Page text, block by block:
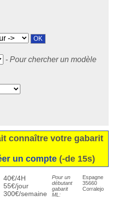
- Pour chercher un modèle
connaître votre gabarit
un compte(-de 15s)
40€/4H
55€/jour
300€/semaine
Pour un
débutant
gabarit
ML:
Espagne
35660
Corralejo